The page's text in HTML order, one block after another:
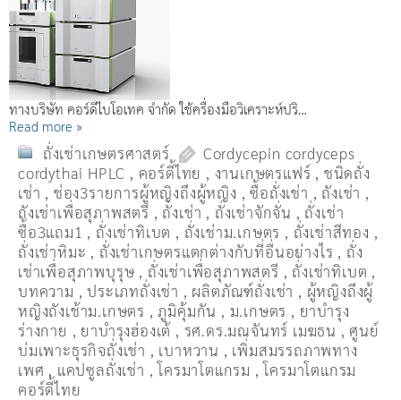
ทางบริษัท คอร์ดี้ไบโอเทค จำกัด ใช้ครื่องมือวิเคราะห์ปริ…
Read more »
ถั่งเช่าเกษตรศาสตร์
Cordycepin cordyceps
cordythai HPLC , คอร์ดี้ไทย , งานเกษตรแฟร์ , ชนิดถั่ง
เช่า , ช่อง3รายการผู้หญิงถึงผู้หญิง ,ซื้อถั่งเช่า , ถังเช่า ,
ถังเช่าเพื่อสุภาพสตรี , ถั่งเช่า , ถั่งเช่าจักจั่น , ถั่งเช่า
ซื้อ3แถม1 , ถั่งเช่าทิเบต , ถั่งเช่าม.เกษตร , ถั่งเช่าสีทอง ,
ถั่งเช่าหิมะ , ถั่งเช่าเกษตรแตกต่างกับที่อื่นอย่างไร , ถั่ง
เช่าเพื่อสุภาพบุรุษ , ถั่งเช่าเพื่อสุภาพสตรี , ถั่่งเช่าทิเบต ,
บทความ ,ประเภทถั่งเช่า , ผลิตภัณฑ์ถั่งเช่า , ผู้หญิงถึงผู้
หญิงถังเช้าม.เกษตร ,ภูมิคุ้มกัน , ม.เกษตร , ยาบำรุง
ร่างกาย , ยาบำรุงฮ่องเต้ , รศ.ดร.มณจันทร์ เมฆธน , ศูนย์
บ่มเพาะธุรกิจถั่งเช่า , เบาหวาน , เพิ่มสมรรถภาพทาง
เพศ , แคปซูลถั่งเช่า ,โครมาโตแกรม ,โครมาโตแกรม
คอร์ดี้ไทย